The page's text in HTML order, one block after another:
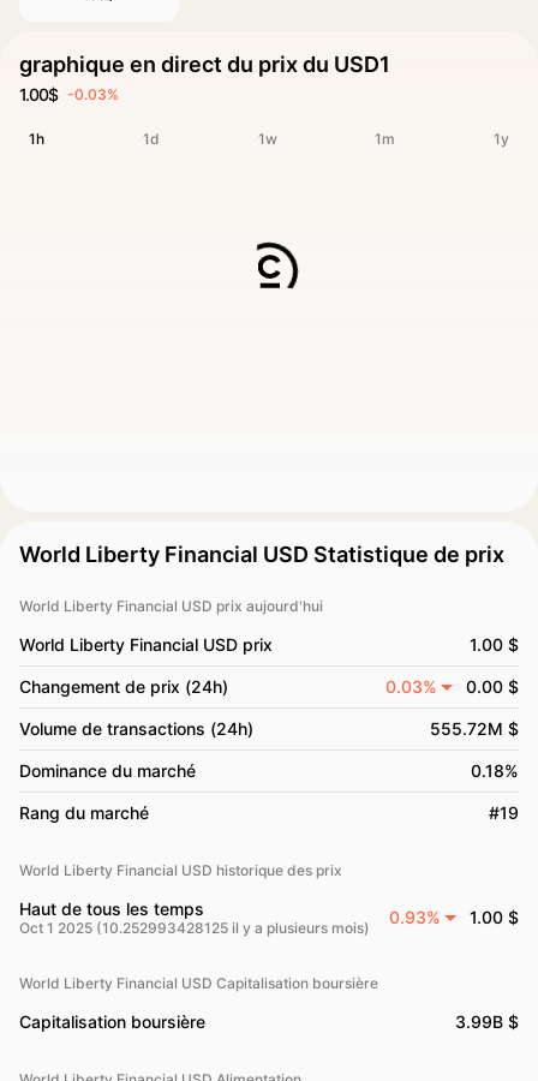
graphique en direct du prix du USD1
1.00$ -0.03%
1h 1d 1w 1m 1y
World Liberty Financial USD Statistique de prix
World Liberty Financial USD prix aujourd'hui
World Liberty Financial USD prix 1.00 $
Changement de prix (24h) 0.03% 0.00 $
Volume de transactions (24h) 555.72M $
Dominance du marché 0.18%
Rang du marché #19
World Liberty Financial USD historique des prix
Haut de tous les temps
Oct 1 2025 (10.252993428125 il y a plusieurs mois)
0.93% 1.00 $
World Liberty Financial USD Capitalisation boursière
Capitalisation boursière 3.99B $